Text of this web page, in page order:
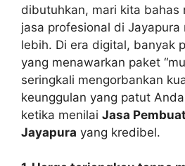
dibutuhkan, mari kita bahas
jasa profesional di Jayapura
lebih. Di era digital, banyak
yang menawarkan paket
seringkali mengorbankan
keunggulan yang patut
ketika menilai Jasa
Jayapura yang kredibel.